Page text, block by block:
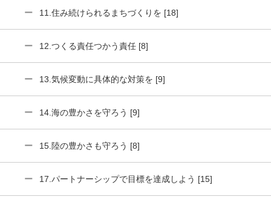
11.住み続けられるまちづくりを [18]
12.つくる責任つかう責任 [8]
13.気候変動に具体的な対策を [9]
14.海の豊かさを守ろう [9]
15.陸の豊かさも守ろう [8]
17.パートナーシップで目標を達成しよう [15]